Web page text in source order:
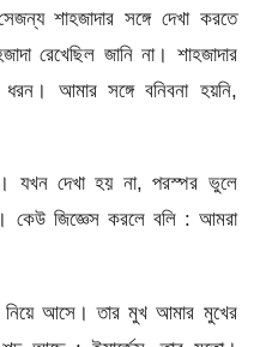
শাহজাদার সঙ্গে দেখা করতে
রেখেছিল জানি না। শাহজাদার
ধরন। আমার সঙ্গে বনিবনা হয়নি,
যখন দেখা হয় না, পরস্পর ভুলে
কেউ জিজ্ঞেস করলে বলি : আমরা
নিয়ে আসে। তার মুখ আমার মুখের